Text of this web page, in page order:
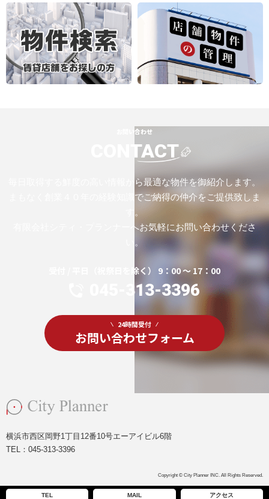
お問い合わせ
CONTACT
毎日取得する鮮度の高い情報から最適な物件を御紹介します。
まもなく創業４０年の経験知識でご納得の仲介をご提供致しま
す。
有限会社シティ・プランナーへお気軽にお問い合わせくださ
い。
受付 / 平日（祝祭日を除く） 9：00 ～ 17：00
045-313-3396
24時間受付
お問い合わせフォーム
横浜市西区岡野1丁目12番10号エーアイビル6階
TEL： 045-313-3396
Copyright © City Planner INC. All Rights Reserved.
TEL MAIL アクセス